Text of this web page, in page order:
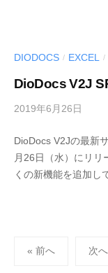
U
-
d
v
DIODOCS / EXCEL /
DioDocs V2J
2019年6月26日
M
E
S
DioDocs V2Jの最新
月26日（水）にリリ
くの新機能を追加し
« 前へ 次